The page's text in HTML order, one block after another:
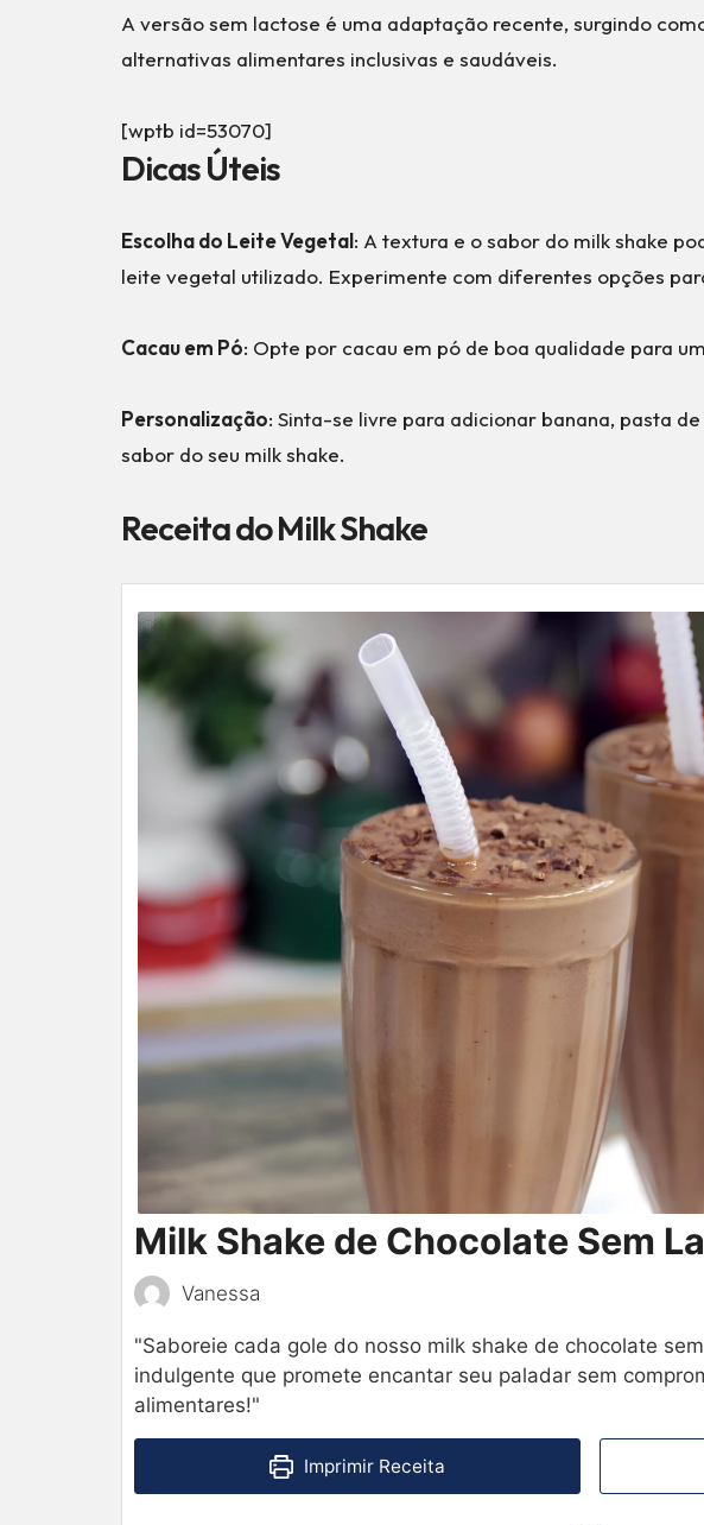
A versão sem lactose é uma adaptação recente, surgindo
alternativas alimentares inclusivas e saudáveis.
[wptb id=53070]
Dicas Úteis
Escolha do Leite Vegetal: A textura e o sabor do milk shake
leite vegetal utilizado. Experimente com diferentes opções
Cacau em Pó: Opte por cacau em pó de boa qualidade para
Personalização: Sinta-se livre para adicionar banana, pasta
sabor do seu milk shake.
Receita do Milk Shake
Milk Shake de Chocolate Sem
Vanessa
"Saboreie cada gole do nosso milk shake de chocolate
indulgente que promete encantar seu paladar sem
alimentares!"
Imprimir Receita